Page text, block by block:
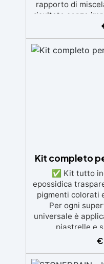
rapporto di
risultato senza
per colate
legno,
materiali.
sicura per il
Kit completo
✅ Kit tutto
epossidica
pigmenti colorati
Per ogni
universale è
piastrelle e
danneggiate. ✅
Guida completa
€